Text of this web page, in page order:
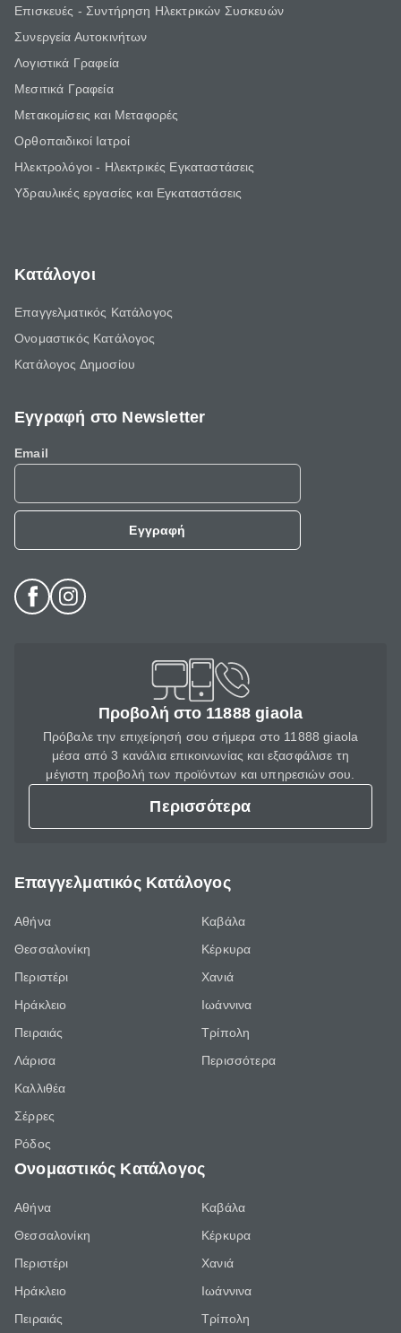
Επισκευές - Συντήρηση Ηλεκτρικών Συσκευών
Συνεργεία Αυτοκινήτων
Λογιστικά Γραφεία
Μεσιτικά Γραφεία
Μετακομίσεις και Μεταφορές
Ορθοπαιδικοί Ιατροί
Ηλεκτρολόγοι - Ηλεκτρικές Εγκαταστάσεις
Υδραυλικές εργασίες και Εγκαταστάσεις
Κατάλογοι
Επαγγελματικός Κατάλογος
Ονομαστικός Κατάλογος
Κατάλογος Δημοσίου
Εγγραφή στο Newsletter
Email
Εγγραφή
Προβολή στο 11888 giaola
Πρόβαλε την επιχείρησή σου σήμερα στο 11888 giaola
μέσα από 3 κανάλια επικοινωνίας και εξασφάλισε τη
μέγιστη προβολή των προϊόντων και υπηρεσιών σου.
Περισσότερα
Επαγγελματικός Κατάλογος
Αθήνα
Θεσσαλονίκη
Περιστέρι
Ηράκλειο
Πειραιάς
Λάρισα
Καλλιθέα
Σέρρες
Ρόδος
Καβάλα
Κέρκυρα
Χανιά
Ιωάννινα
Τρίπολη
Περισσότερα
Ονομαστικός Κατάλογος
Αθήνα
Θεσσαλονίκη
Περιστέρι
Ηράκλειο
Πειραιάς
Καβάλα
Κέρκυρα
Χανιά
Ιωάννινα
Τρίπολη